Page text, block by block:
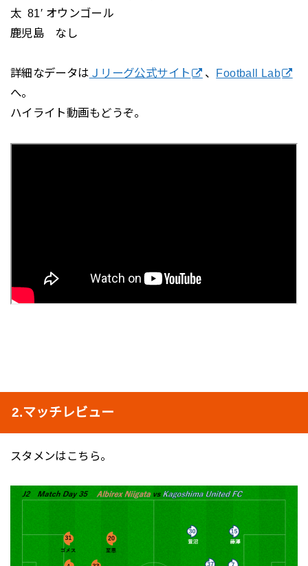
太 81′ オウンゴール
鹿児島 なし
詳細なデータは Ｊリーグ公式サイト 、 Football Lab
へ。
ハイライト動画もどうぞ。
2.マッチレビュー
スタメンはこちら。